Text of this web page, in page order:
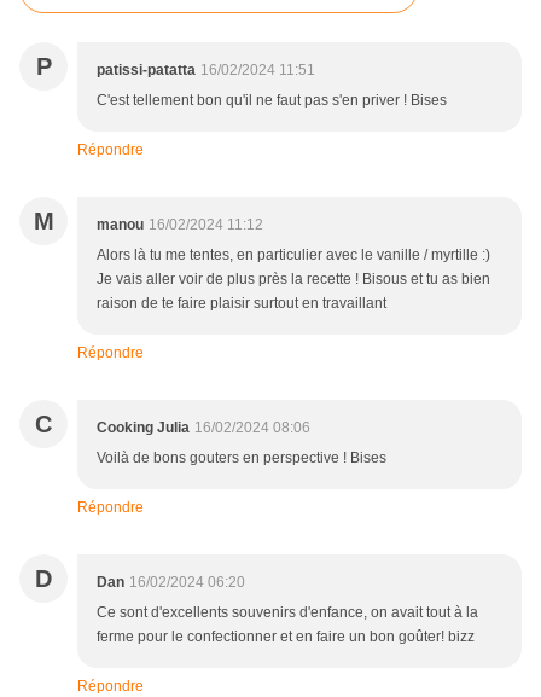
P patissi-patatta 16/02/2024 11:51
C'est tellement bon qu'il ne faut pas s'en priver ! Bises
Répondre
M manou 16/02/2024 11:12
Alors là tu me tentes, en particulier avec le vanille / myrtille :)
Je vais aller voir de plus près la recette ! Bisous et tu as bien
raison de te faire plaisir surtout en travaillant
Répondre
C Cooking Julia 16/02/2024 08:06
Voilà de bons gouters en perspective ! Bises
Répondre
D Dan 16/02/2024 06:20
Ce sont d'excellents souvenirs d'enfance, on avait tout à la
ferme pour le confectionner et en faire un bon goûter! bizz
Répondre